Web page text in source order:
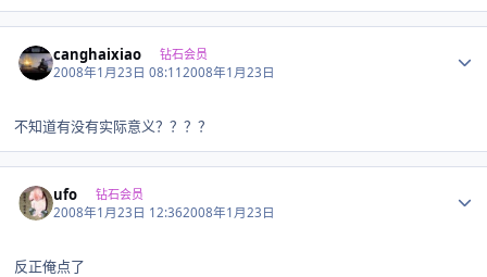
canghaixiao 钻石会员
2008年1月23日 08:112008年1月23日
不知道有没有实际意义？？？？
ufo 钻石会员
2008年1月23日 12:362008年1月23日
反正俺点了